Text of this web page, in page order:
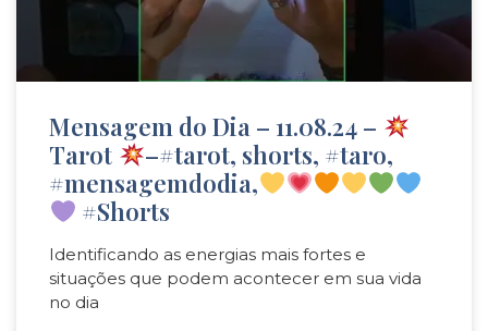
Mensagem do Dia – 11.08.24 –
Tarot
–#tarot, shorts, #taro,
#mensagemdodia,
#Shorts
Identificando as energias mais fortes e
situações que podem acontecer em sua vida
no dia